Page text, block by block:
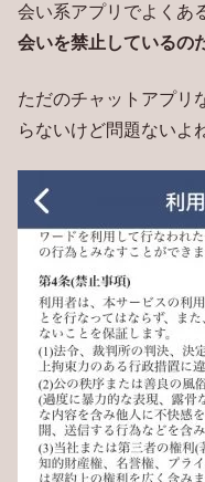
会い系アプリでよくあ
会いを禁止しているの
ただのチャットアプリ
らないけど問題ないよ